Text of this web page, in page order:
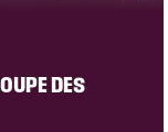
DES